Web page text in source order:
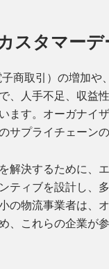
スタマー
商取引）の増加
、人手不足、収益
ます。オーガナイ
サプライチェーン
解決するために、
ティブを設計し、
の物流事業者は、
、これらの企業が